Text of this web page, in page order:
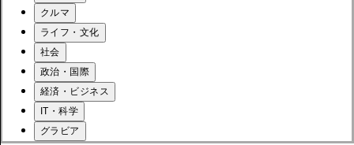
クルマ
ライフ・文化
社会
政治・国際
経済・ビジネス
IT・科学
グラビア